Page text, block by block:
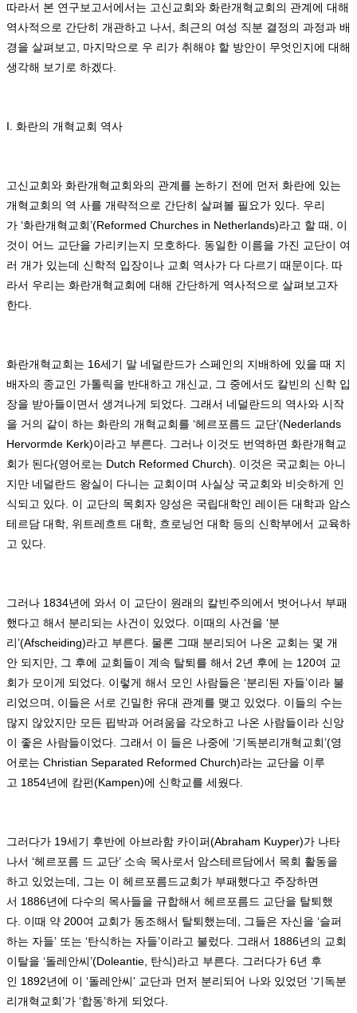
따라서 본 연구보고서에서는 고신교회와 화란개혁교회의 관계에 대해
역사적으로 간단히 개관하고 나서
최근의 여성 직분 결정의 과정과 배
경을 살펴보고
마지막으로 우 리가 취해야 할 방안이 무엇인지에 대해
생각해 보기로 하겠다
I. 화란의 개혁교회 역사
고신교회와 화란개혁교회와의 관계를 논하기 전에 먼저 화란에 있는
개혁교회의 역 사를 개략적으로 간단히 살펴볼 필요가 있다 우리
가 ‘화란개혁교회’(Reformed Churches in Netherlands)라고 할 때
이
것이 어느 교단을 가리키는지 모호하다 동일한 이름을 가진 교단이 여
러 개가 있는데 신학적 입장이나 교회 역사가 다 다르기 때문이다 따
라서 우리는 화란개혁교회에 대해 간단하게 역사적으로 살펴보고자
한다
화란개혁교회는 16세기 말 네덜란드가 스페인의 지배하에 있을 때 지
배자의 종교인 가톨릭을 반대하고 개신교
그 중에서도 칼빈의 신학 입
장을 받아들이면서 생겨나게 되었다
그래서 네덜란드의 역사와 시작
을 거의 같이 하는 화란의 개혁교회를 ‘헤르포름드 교단’(Nederlands
Hervormde Kerk)이라고 부른다
그러나 이것도 번역하면 화란개혁교
회가 된다(영어로는 Dutch Reformed Church). 이것은 국교회는 아니
지만 네덜란드 왕실이 다니는 교회이며 사실상 국교회와 비슷하게 인
식되고 있다 이 교단의 목회자 양성은 국립대학인 레이든 대학과 암스
테르담 대학 위트레흐트 대학 흐로닝언 대학 등의 신학부에서 교육하
고 있다
그러나 1834년에 와서 이 교단이 원래의 칼빈주의에서 벗어나서 부패
했다고 해서 분리되는 사건이 있었다 이때의 사건을 ‘분
리’(Afscheiding)라고 부른다 물론 그때 분리되어 나온 교회는 몇 개
안 되지만
그 후에 교회들이 계속 탈퇴를 해서 2년 후에 는 120여 교
회가 모이게 되었다 이렇게 해서 모인 사람들은 ‘분리된 자들’이라 불
리었으며
이들은 서로 긴밀한 유대 관계를 맺고 있었다 이들의 수는
많지 않았지만 모든 핍박과 어려움을 각오하고 나온 사람들이라 신앙
이 좋은 사람들이었다
그래서 이 들은 나중에 ‘기독분리개혁교회’(영
어로는 Christian Separated Reformed Church)라는 교단을 이루
고 1854년에 캄펀(Kampen)에 신학교를 세웠다
그러다가 19세기 후반에 아브라함 카이퍼(Abraham Kuyper)가 나타
나서 ‘헤르포름 드 교단’ 소속 목사로서 암스테르담에서 목회 활동을
하고 있었는데
그는 이 헤르포름드교회가 부패했다고 주장하면
서 1886년에 다수의 목사들을 규합해서 헤르포름드 교단을 탈퇴했
다 이때 약 200여 교회가 동조해서 탈퇴했는데 그들은 자신을 ‘슬퍼
하는 자들’ 또는 ‘탄식하는 자들’이라고 불렀다 그래서 1886년의 교회
이탈을 ‘돌레안씨’(Doleantie, 탄식)라고 부른다 그러다가 6년 후
인 1892년에 이 ‘돌레안씨’ 교단과 먼저 분리되어 나와 있었던 ‘기독분
리개혁교회’가 ‘합동’하게 되었다